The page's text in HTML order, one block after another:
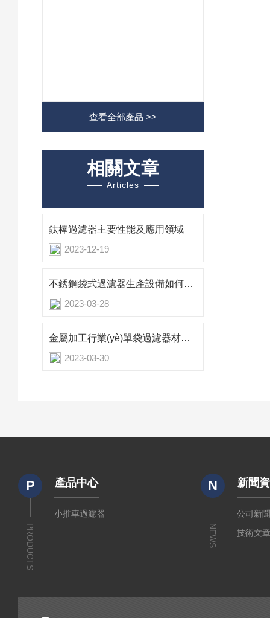
查看全部產品 >>
相關文章
Articles
鈦棒過濾器主要性能及應用領域
2023-12-19
不銹鋼袋式過濾器生產設備如何選擇
2023-03-28
金屬加工行業(yè)單袋過濾器材質介紹
2023-03-30
P
PRODUCTS
產品中心
小推車過濾器
N
NEWS
新聞
公司新
技術文